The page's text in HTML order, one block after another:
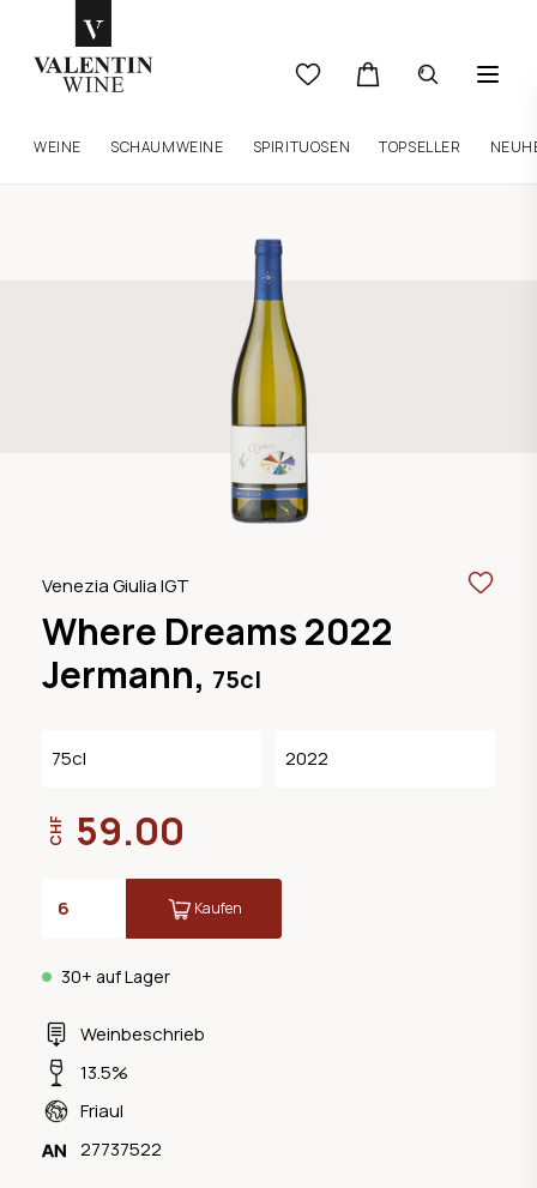
WEINE SCHAUMWEINE SPIRITUOSEN TOPSELLER
Venezia Giulia IGT
Where Dreams 2022
Jermann, 75cl
Weinbeschrieb
13.5%
Friaul
27737522
75cl 2022
30+ auf Lager
CHF 59.00
Kaufen